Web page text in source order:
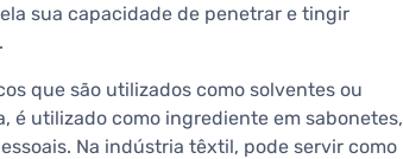
sua capacidade de penetrar e tingir
que são utilizados como solventes ou
é utilizado como ingrediente em sabonetes,
Na indústria têxtil, pode servir como